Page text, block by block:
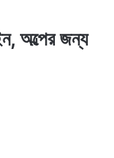
অল্পের জন্য